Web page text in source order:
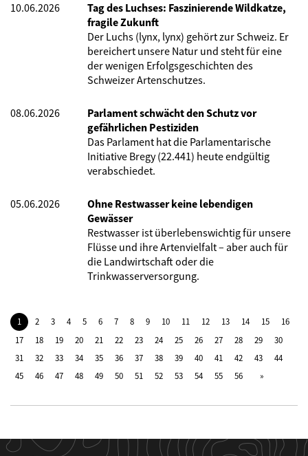
10.06.2026
Tag des Luchses: Faszinierende Wildkatze,
fragile Zukunft
Der Luchs (lynx, lynx) gehört zur Schweiz. Er
bereichert unsere Natur und steht für eine
der wenigen Erfolgsgeschichten des
Schweizer Artenschutzes.
08.06.2026
Parlament schwächt den Schutz vor
gefährlichen Pestiziden
Das Parlament hat die Parlamentarische
Initiative Bregy (22.441) heute endgültig
verabschiedet.
05.06.2026
Ohne Restwasser keine lebendigen
Gewässer
Restwasser ist überlebenswichtig für unsere
Flüsse und ihre Artenvielfalt – aber auch für
die Landwirtschaft oder die
Trinkwasserversorgung.
1 2 3 4 5 6 7 8 9 10 11 12 13 14 15
16
17
18 19 20 21 22 23 24 25 26 27 28 29
30
31
32 33 34 35 36 37 38 39 40 41 42 43
44
45
46 47 48 49 50 51 52 53 54 55 56